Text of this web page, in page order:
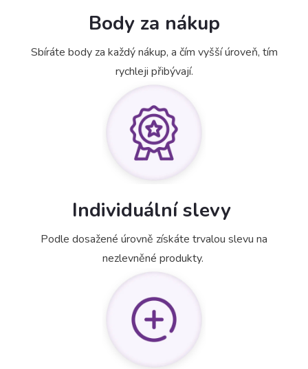
Body za nákup
Sbíráte body za každý nákup, a čím vyšší úroveň, tím
rychleji přibývají.
Individuální slevy
Podle dosažené úrovně získáte trvalou slevu na
nezlevněné produkty.